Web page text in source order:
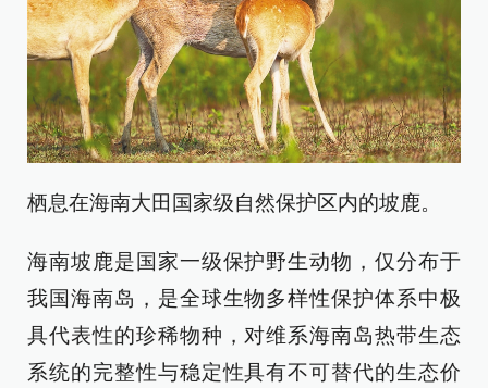
栖息在海南大田国家级自然保护区内的坡鹿。
海南坡鹿是国家一级保护野生动物，仅分布于
我国海南岛，是全球生物多样性保护体系中极
具代表性的珍稀物种，对维系海南岛热带生态
系统的完整性与稳定性具有不可替代的生态价